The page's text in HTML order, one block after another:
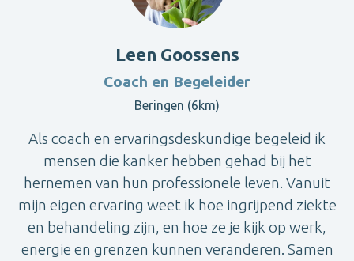
Leen Goossens
Coach en Begeleider
Beringen (6km)
Als coach en ervaringsdeskundige begeleid ik
mensen die kanker hebben gehad bij het
hernemen van hun professionele leven. Vanuit
mijn eigen ervaring weet ik hoe ingrijpend ziekte
en behandeling zijn, en hoe ze je kijk op werk,
energie en grenzen kunnen veranderen. Samen